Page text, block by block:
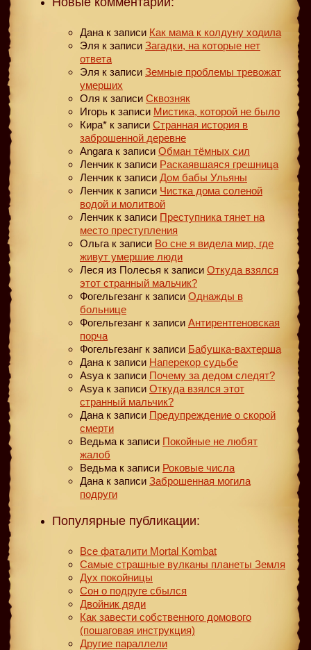
Дана к записи Как мама к колдуну ходила
Эля к записи Загадки, на которые нет
ответа
Эля к записи Земные проблемы тревожат
умерших
Оля к записи Сквозняк
Игорь к записи Мистика, которой не было
Кира* к записи Странная история в
заброшенной деревне
Angara к записи Обман тёмных сил
Ленчик к записи Раскаявшаяся грешница
Ленчик к записи Дом бабы Ульяны
Ленчик к записи Чистка дома соленой
водой и молитвой
Ленчик к записи Преступника тянет на
место преступления
Ольга к записи Во сне я видела мир, где
живут умершие люди
Леся из Полесья к записи Откуда взялся
этот странный мальчик?
Фогельгезанг к записи Однажды в
больнице
Фогельгезанг к записи Антирентгеновская
порча
Фогельгезанг к записи Бабушка-вахтерша
Дана к записи Наперекор судьбе
Asya к записи Почему за дедом следят?
Asya к записи Откуда взялся этот
странный мальчик?
Дана к записи Предупреждение о скорой
смерти
Ведьма к записи Покойные не любят
жалоб
Ведьма к записи Роковые числа
Дана к записи Заброшенная могила
подруги
Популярные публикации:
Все фаталити Mortal Kombat
Самые страшные вулканы планеты Земля
Дух покойницы
Сон о подруге сбылся
Двойник дяди
Как завести собственного домового
(пошаговая инструкция)
Другие параллели